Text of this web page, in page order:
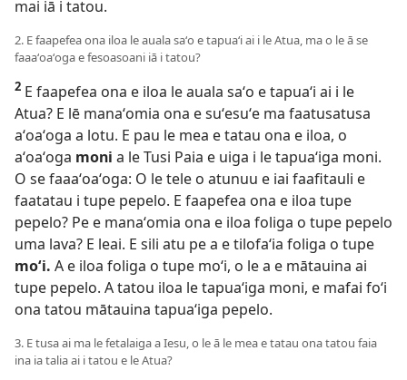
mai iā i tatou.
2. E faapefea ona iloa le auala saʻo e tapuaʻi ai i le Atua, ma o le ā se
faaaʻoaʻoga e fesoasoani iā i tatou?
2 E faapefea ona e iloa le auala saʻo e tapuaʻi ai i le
Atua? E lē manaʻomia ona e suʻesuʻe ma faatusatusa
aʻoaʻoga a lotu. E pau le mea e tatau ona e iloa, o
aʻoaʻoga moni a le Tusi Paia e uiga i le tapuaʻiga moni.
O se faaaʻoaʻoga: O le tele o atunuu e iai faafitauli e
faatatau i tupe pepelo. E faapefea ona e iloa tupe
pepelo? Pe e manaʻomia ona e iloa foliga o tupe pepelo
uma lava? E leai. E sili atu pe a e tilofaʻia foliga o tupe
moʻi. A e iloa foliga o tupe moʻi, o le a e mātauina ai
tupe pepelo. A tatou iloa le tapuaʻiga moni, e mafai foʻi
ona tatou mātauina tapuaʻiga pepelo.
3. E tusa ai ma le fetalaiga a Iesu, o le ā le mea e tatau ona tatou faia
ina ia talia ai i tatou e le Atua?